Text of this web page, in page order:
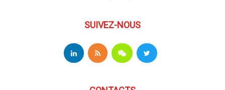
SUIVEZ-NOUS